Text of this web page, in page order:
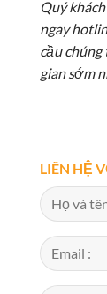
Quý
ngay
cầu
gian sớm
LIÊN HỆ